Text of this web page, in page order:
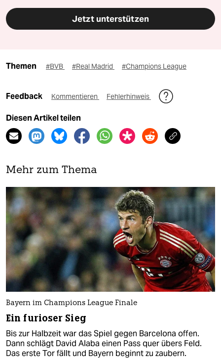
Jetzt unterstützen
Themen #BVB #Real Madrid #Champions League
Feedback Kommentieren Fehlerhinweis
Diesen Artikel teilen
Mehr zum Thema
Bayern im Champions League Finale
Ein furioser Sieg
Bis zur Halbzeit war das Spiel gegen Barcelona offen.
Dann schlägt David Alaba einen Pass quer übers Feld.
Das erste Tor fällt und Bayern beginnt zu zaubern.